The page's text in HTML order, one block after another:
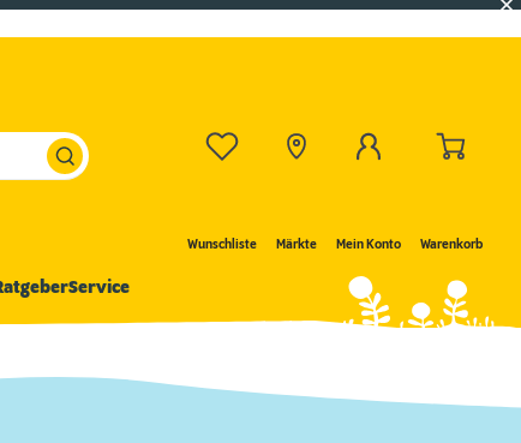
Wunschliste Märkte Mein Konto Warenkorb
Service